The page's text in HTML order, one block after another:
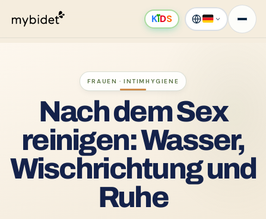
KıDS
FRAUEN · INTIMHYGIENE
Nach dem Sex
reinigen: Wasser,
Wischrichtung und
Ruhe